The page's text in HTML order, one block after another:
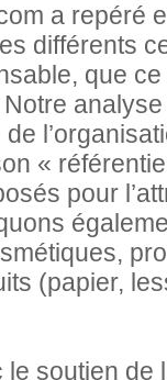
a repéré
différents
que ce
«
pour
(papier,
le soutien de